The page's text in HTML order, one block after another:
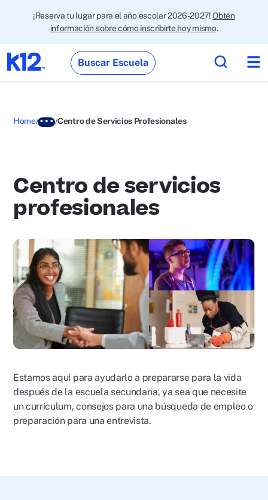
¡Reserva tu lugar para el año escolar 2026-2027!Obtén
información sobre cómo inscribirte hoy mismo.
Buscar Escuela
Home Centro de Servicios Profesionales
Centro de servicios
profesionales
Estamos aquí para ayudarlo a prepararse para la vida
después de la escuela secundaria, ya sea que necesite
un currículum, consejos para una búsqueda de empleo o
preparación para una entrevista.